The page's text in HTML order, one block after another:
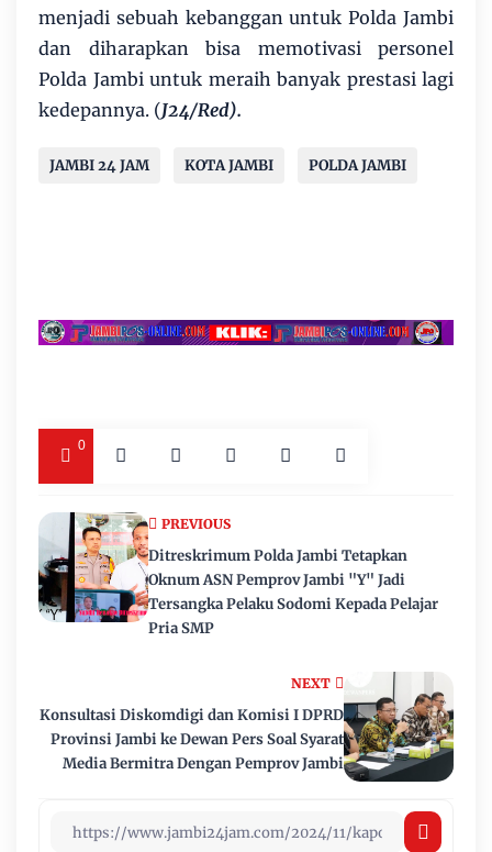
menjadi sebuah kebanggan untuk Polda Jambi
dan diharapkan bisa memotivasi personel
Polda Jambi untuk meraih banyak prestasi lagi
kedepannya. (J24/Red).
JAMBI 24 JAM KOTA JAMBI POLDA JAMBI
0
NEXT
Konsultasi Diskomdigi dan Komisi I DPRD
Provinsi Jambi ke Dewan Pers Soal Syarat
Media Bermitra Dengan Pemprov Jambi
PREVIOUS
Ditreskrimum Polda Jambi Tetapkan
Oknum ASN Pemprov Jambi "Y" Jadi
Tersangka Pelaku Sodomi Kepada Pelajar
Pria SMP